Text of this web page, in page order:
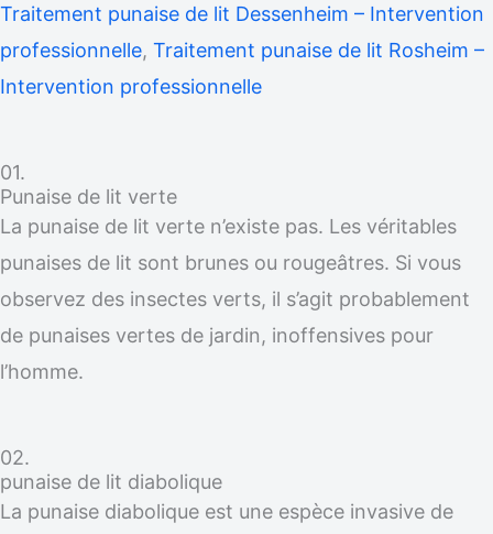
Traitement punaise de lit Dessenheim – Intervention
professionnelle, Traitement punaise de lit Rosheim –
Intervention professionnelle
01.
Punaise de lit verte
La punaise de lit verte n’existe pas. Les véritables
punaises de lit sont brunes ou rougeâtres. Si vous
observez des insectes verts, il s’agit probablement
de punaises vertes de jardin, inoffensives pour
l’homme.
02.
punaise de lit diabolique
La punaise diabolique est une espèce invasive de